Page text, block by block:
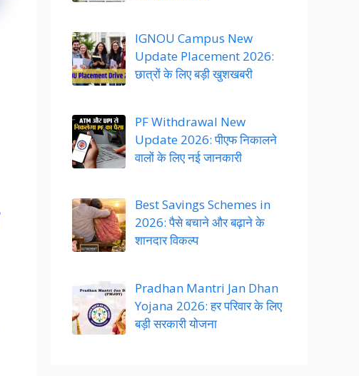
IGNOU Campus New
Update Placement 2026:
छात्रों के लिए बड़ी खुशखबरी
PF Withdrawal New
Update 2026: पीएफ निकालने
वालों के लिए नई जानकारी
Best Savings Schemes in
2026: पैसे बचाने और बढ़ाने के
शानदार विकल्प
Pradhan Mantri Jan Dhan
Yojana 2026: हर परिवार के लिए
बड़ी सरकारी योजना